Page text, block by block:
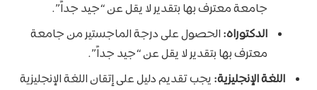
جامعة معترف بها بتقدير لا يقل عن “جيد جداً”.
الدكتوراه: الحصول على درجة الماجستير من جامعة
معترف بها بتقدير لا يقل عن “جيد جداً”.
اللغة الإنجليزية: يجب تقديم دليل على إتقان اللغة الإنجليزية